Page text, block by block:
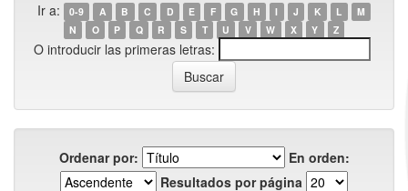
Ir a: 0-9 A B C D E F G H I J K L
M
N
O P Q R S T U V W X Y Z
O introducir las primeras letras:
Ordenar por:
En orden:
Resultados por página